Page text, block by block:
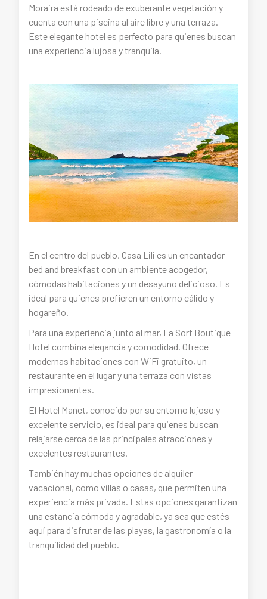
Moraira está rodeado de exuberante vegetación y
cuenta con una piscina al aire libre y una terraza.
Este elegante hotel es perfecto para quienes buscan
una experiencia lujosa y tranquila.
En el centro del pueblo, Casa Lili es un encantador
bed and breakfast con un ambiente acogedor,
cómodas habitaciones y un desayuno delicioso. Es
ideal para quienes prefieren un entorno cálido y
hogareño.
Para una experiencia junto al mar, La Sort Boutique
Hotel combina elegancia y comodidad. Ofrece
modernas habitaciones con WiFi gratuito, un
restaurante en el lugar y una terraza con vistas
impresionantes.
El Hotel Manet, conocido por su entorno lujoso y
excelente servicio, es ideal para quienes buscan
relajarse cerca de las principales atracciones y
excelentes restaurantes.
También hay muchas opciones de alquiler
vacacional, como villas o casas, que permiten una
experiencia más privada. Estas opciones garantizan
una estancia cómoda y agradable, ya sea que estés
aquí para disfrutar de las playas, la gastronomía o la
tranquilidad del pueblo.